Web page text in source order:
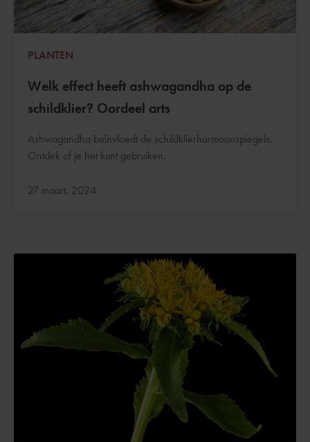
PLANTEN
Welk effect heeft ashwagandha op de
schildklier? Oordeel arts
Ashwagandha beïnvloedt de schildklierhormoonspiegels.
Ontdek of je het kunt gebruiken.
Bijgewerkt:
27 maart, 2024